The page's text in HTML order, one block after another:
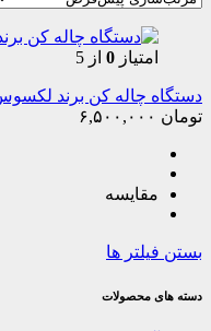
امتیاز 0 از 5
دستگاه چاله کن برند
تومان
مقایسه
بستن فیلتر ها
دسته های محصولات